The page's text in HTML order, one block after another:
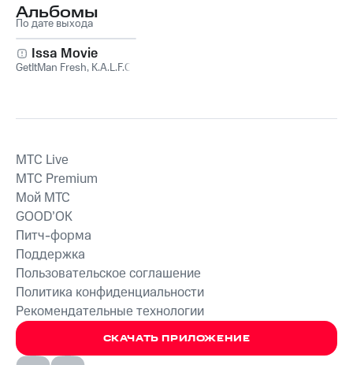
Альбомы
По дате выхода
Issa Movie
GetItMan Fresh, K.A.L.F.O.
СКАЧАТЬ ПРИЛОЖЕНИЕ
MTС Live
MTС Premium
Мой МТС
GOOD’OK
Питч-форма
Поддержка
Пользовательское соглашение
Политика конфиденциальности
Рекомендательные технологии